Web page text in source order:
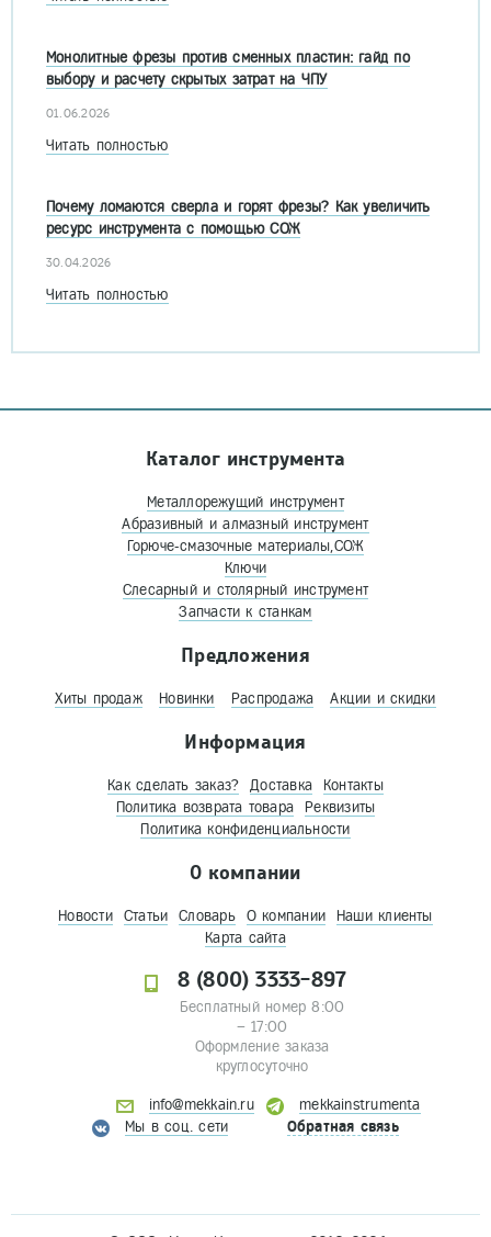
Монолитные фрезы против сменных пластин: гайд по
выбору и расчету скрытых затрат на ЧПУ
01.06.2026
Читать полностью
Почему ломаются сверла и горят фрезы? Как увеличить
ресурс инструмента с помощью СОЖ
30.04.2026
Читать полностью
Каталог инструмента
Металлорежущий инструмент
Абразивный и алмазный инструмент
Горюче-смазочные материалы,СОЖ
Ключи
Слесарный и столярный инструмент
Запчасти к станкам
Предложения
Хиты продаж Новинки Распродажа Акции и скидки
Информация
Как сделать заказ? Доставка
Контакты
Политика возврата товара
Реквизиты
Политика конфиденциальности
О компании
Новости Статьи Словарь О компании
Наши клиенты
Карта сайта
8 (800) 3333-897
Бесплатный номер 8:00
– 17:00
Оформление заказа
круглосуточно
info@mekkain.ru
mekkainstrumenta
Мы в соц. сети
Обратная связь